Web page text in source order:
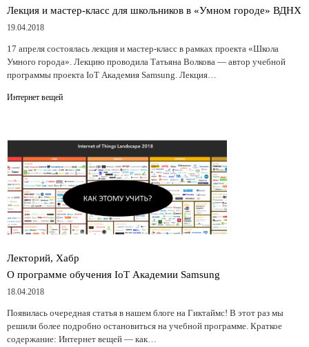
Лекция и мастер-класс для школьников в «Умном городе» ВДНХ
19.04.2018
17 апреля состоялась лекция и мастер-класс в рамках проекта «Школа
Умного города». Лекцию проводила Татьяна Волкова — автор учебной
программы проекта IoT Академия Samsung. Лекция…
Интернет вещей
Лекторий, Хабр
О программе обучения IoT Академии Samsung
18.04.2018
Появилась очередная статья в нашем блоге на Гиктаймс! В этот раз мы
решили более подробно остановиться на учебной программе. Краткое
содержание: Интернет вещей — как…